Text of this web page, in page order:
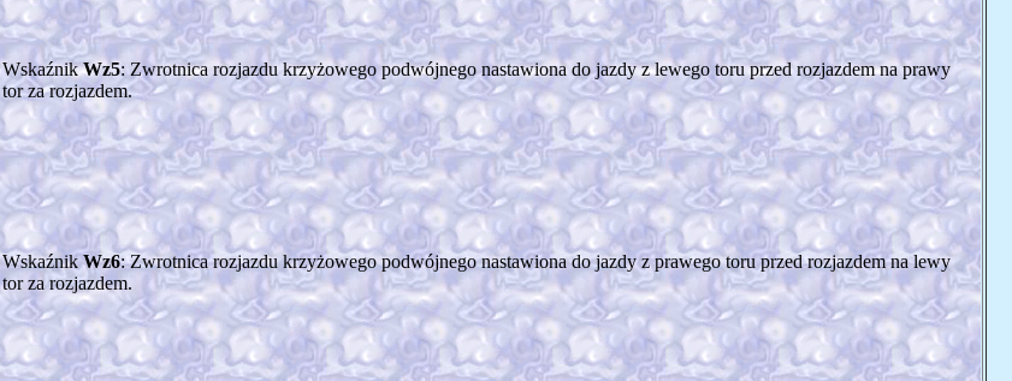
WskaźnikWz5: Zwrotnica rozjazdu krzyżowego podwójnego nastawiona do jazdy z lewego toru przed rozjazdem na prawy
tor za rozjazdem.
WskaźnikWz6: Zwrotnica rozjazdu krzyżowego podwójnego nastawiona do jazdy z prawego toru przed rozjazdem na lewy
tor za rozjazdem.